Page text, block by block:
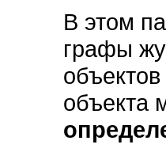
В этом
графы
объекта